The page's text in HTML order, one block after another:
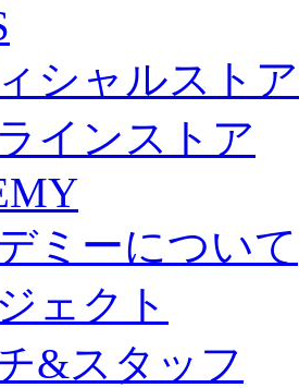
シャルスト
インストア
ミーについて
ェクト
&スタッフ